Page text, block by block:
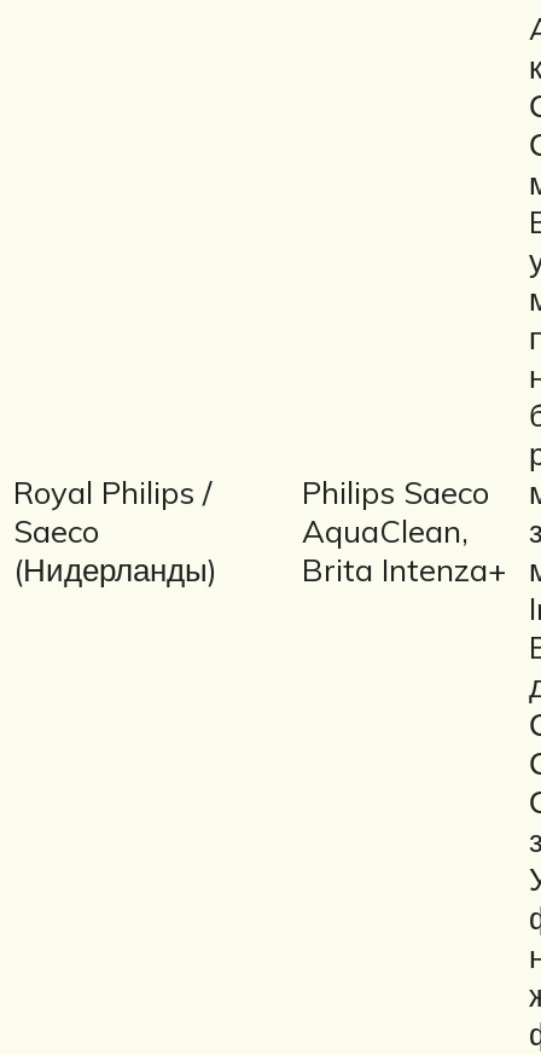
Royal Philips /
Saeco
(Нидерланды)
Philips Saeco
AquaClean,
Brita Intenza+